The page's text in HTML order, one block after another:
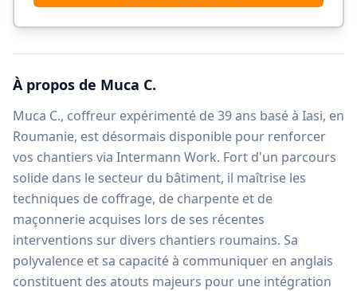
À propos de Muca C.
Muca C., coffreur expérimenté de 39 ans basé à Iasi, en
Roumanie, est désormais disponible pour renforcer
vos chantiers via Intermann Work. Fort d'un parcours
solide dans le secteur du bâtiment, il maîtrise les
techniques de coffrage, de charpente et de
maçonnerie acquises lors de ses récentes
interventions sur divers chantiers roumains. Sa
polyvalence et sa capacité à communiquer en anglais
constituent des atouts majeurs pour une intégration